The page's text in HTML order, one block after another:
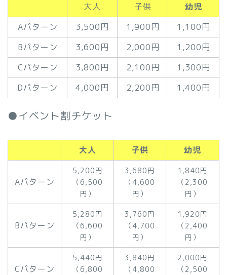
大人 子供
幼児
Aパターン
3,500円 1,900円
1,100円
Bパターン
3,600円 2,000円
1,200円
Cパターン
3,800円 2,100円
1,300円
Dパターン
4,000円 2,200円 1,400円
●イベント割チケット
大人 子供 幼児
Aパターン
5,200円
（6,500
円）
3,680円
（4,600
円）
1,840円
（2,300
円）
Bパターン
5,280円
（6,600
円）
3,760円
（4,700
円）
1,920円
（2,400
円）
Cパターン
5,440円
（6,800
3,840円
（4,800
2,000円
（2,500